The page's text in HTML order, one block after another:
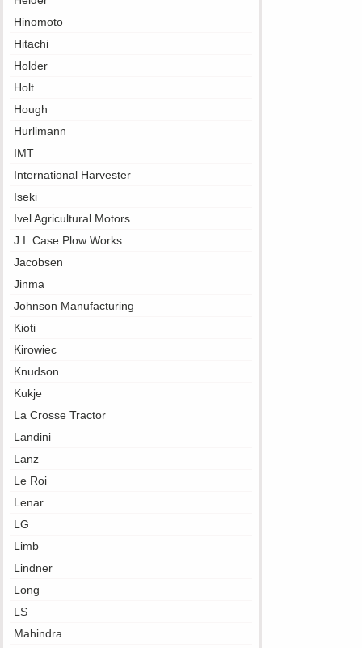
Hinomoto
Hitachi
Holder
Holt
Hough
Hurlimann
IMT
International Harvester
Iseki
Ivel Agricultural Motors
J.I. Case Plow Works
Jacobsen
Jinma
Johnson Manufacturing
Kioti
Kirowiec
Knudson
Kukje
La Crosse Tractor
Landini
Lanz
Le Roi
Lenar
LG
Limb
Lindner
Long
LS
Mahindra